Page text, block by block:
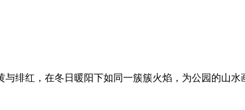
绯红，在冬日暖阳下如同一簇簇火焰，为公园的山水